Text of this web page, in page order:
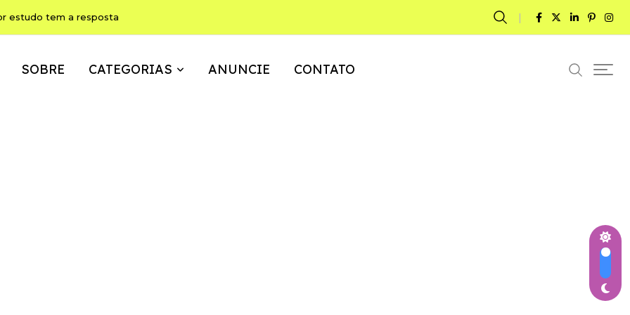
pode ser, ao mesmo tempo, memória, brincadeira e expressão
SOBRE CATEGORIAS ANUNCIE CONTATO